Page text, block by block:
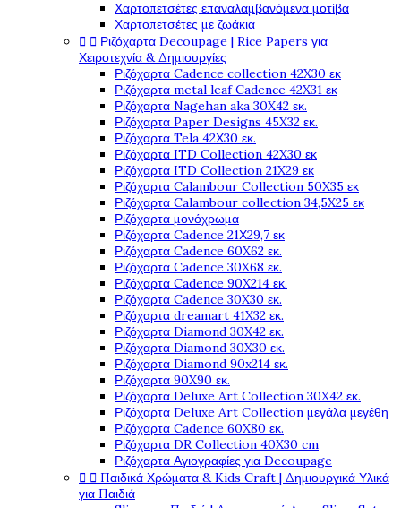
Χαρτοπετσέτες επαναλαμβανόμενα μοτίβα
Χαρτοπετσέτες με ζωάκια
  Ριζόχαρτα Decoupage | Rice Papers για
Χειροτεχνία & Δημιουργίες
Ριζόχαρτα Cadence collection 42X30 εκ
Ριζόχαρτα metal leaf Cadence 42X31 εκ
Ριζόχαρτα Nagehan aka 30X42 εκ.
Ριζόχαρτα Paper Designs 45X32 εκ.
Ριζόχαρτα Tela 42Χ30 εκ.
Ριζόχαρτα ITD Collection 42X30 εκ
Ριζόχαρτα ITD Collection 21X29 εκ
Ριζόχαρτα Calambour Collection 50X35 εκ
Ριζόχαρτα Calambour collection 34,5X25 εκ
Ριζόχαρτα μονόχρωμα
Ριζόχαρτα Cadence 21Χ29,7 εκ
Ριζόχαρτα Cadence 60X62 εκ.
Ριζόχαρτα Cadence 30X68 εκ.
Ριζόχαρτα Cadence 90X214 εκ.
Ριζόχαρτα Cadence 30X30 εκ.
Ριζόχαρτα dreamart 41X32 εκ.
Ριζόχαρτα Diamond 30X42 εκ.
Ριζόχαρτα Diamond 30X30 εκ.
Ριζόχαρτα Diamond 90x214 εκ.
Ριζόχαρτα 90X90 εκ.
Ριζόχαρτα Deluxe Art Collection 30X42 εκ.
Ριζόχαρτα Deluxe Art Collection μεγάλα μεγέθη
Ριζόχαρτα Cadence 60X80 εκ.
Ριζόχαρτα DR Collection 40X30 cm
Ριζόχαρτα Αγιογραφίες για Decoupage
  Παιδικά Χρώματα & Kids Craft | Δημιουργικά Υλικά
για Παιδιά